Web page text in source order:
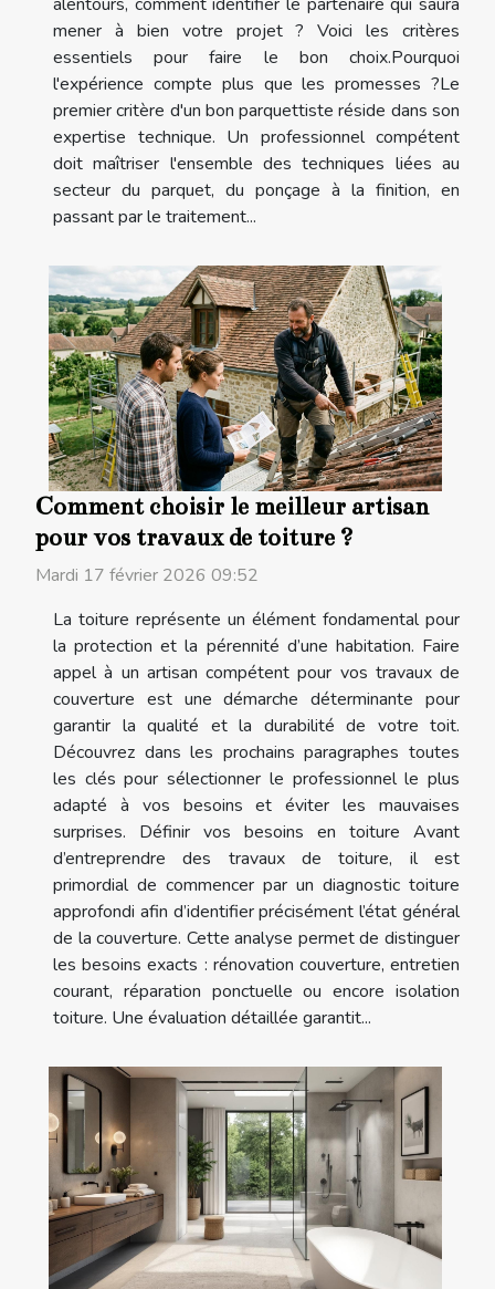
alentours, comment identifier le partenaire qui saura
mener à bien votre projet ? Voici les critères
essentiels pour faire le bon choix.Pourquoi
l'expérience compte plus que les promesses ?Le
premier critère d'un bon parquettiste réside dans son
expertise technique. Un professionnel compétent
doit maîtriser l'ensemble des techniques liées au
secteur du parquet, du ponçage à la finition, en
passant par le traitement...
Comment choisir le meilleur artisan
pour vos travaux de toiture ?
Mardi 17 février 2026 09:52
La toiture représente un élément fondamental pour
la protection et la pérennité d’une habitation. Faire
appel à un artisan compétent pour vos travaux de
couverture est une démarche déterminante pour
garantir la qualité et la durabilité de votre toit.
Découvrez dans les prochains paragraphes toutes
les clés pour sélectionner le professionnel le plus
adapté à vos besoins et éviter les mauvaises
surprises. Définir vos besoins en toiture Avant
d’entreprendre des travaux de toiture, il est
primordial de commencer par un diagnostic toiture
approfondi afin d’identifier précisément l’état général
de la couverture. Cette analyse permet de distinguer
les besoins exacts : rénovation couverture, entretien
courant, réparation ponctuelle ou encore isolation
toiture. Une évaluation détaillée garantit...